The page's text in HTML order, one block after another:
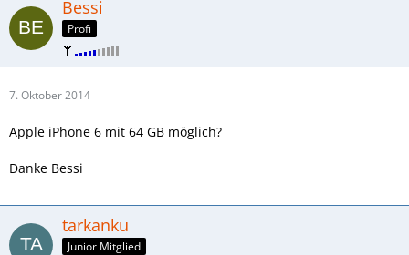
Bessi
Profi
7. Oktober 2014
Apple iPhone 6 mit 64 GB möglich?
Danke Bessi
tarkanku
Junior Mitglied